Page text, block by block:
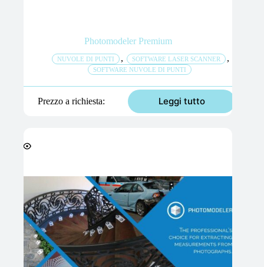
Photomodeler Premium
NUVOLE DI PUNTI , SOFTWARE LASER SCANNER ,
SOFTWARE NUVOLE DI PUNTI
Prezzo a richiesta Leggi tutto